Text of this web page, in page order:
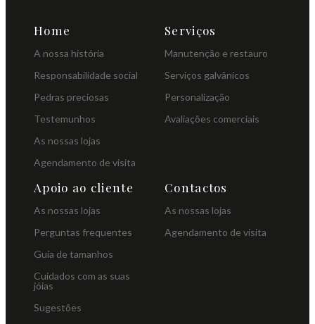
Home
A nossa história
Responsabilidade social
Pedras preciosas
Testemunhos
As nossas lojas
Agendamento de visita
Serviços
Manutenção e restauro
Serviços galvânicos
Personalização
Avaliações comerciais
Apoio ao cliente
As nossas lojas
Perguntas frequentes
Guia de tamanhos
Cuidados com as suas
jóias
Sugestões
Contactos
As nossas lojas
Agendamento de visita